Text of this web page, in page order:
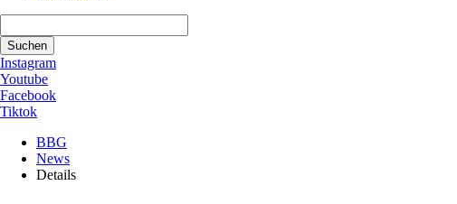
Suchen
Instagram
Youtube
Facebook
Tiktok
BBG
News
Details